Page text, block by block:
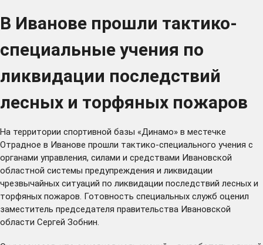
В Иванове прошли тактико-
специальные учения по
ликвидации последствий
лесных и торфяных пожаров
На территории спортивной базы «Динамо» в местечке
Отрадное в Иванове прошли тактико-специального учения с
органами управления, силами и средствами Ивановской
областной системы предупреждения и ликвидации
чрезвычайных ситуаций по ликвидации последствий лесных и
торфяных пожаров. Готовность специальных служб оценил
заместитель председателя правительства Ивановской
области Сергей Зобнин.